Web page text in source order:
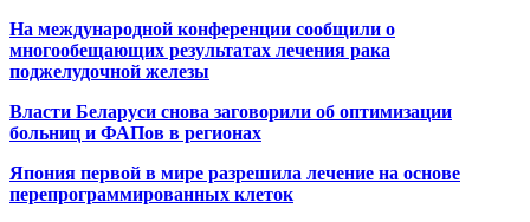
На международной конференции сообщили о
многообещающих результатах лечения рака
поджелудочной железы
Власти Беларуси снова заговорили об оптимизации
больниц и ФАПов в регионах
Япония первой в мире разрешила лечение на основе
перепрограммированных клеток